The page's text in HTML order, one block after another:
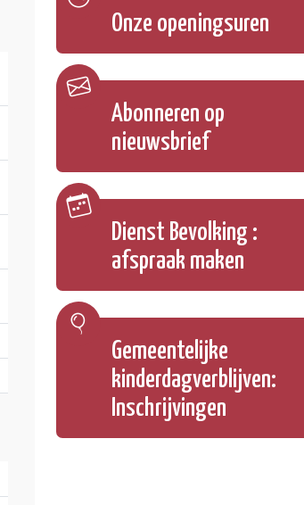
Onze openingsuren
Abonneren op
nieuwsbrief
Dienst Bevolking :
afspraak maken
Gemeentelijke
kinderdagverblijven:
Inschrijvingen